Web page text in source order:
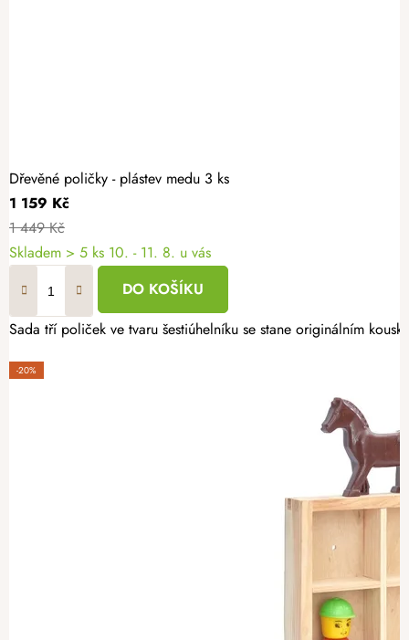
Dřevěné poličky - plástev medu 3 ks
1 159 Kč
1 449 Kč
Skladem > 5 ks 10. - 11. 8. u vás
DO KOŠÍKU
Sada tří poliček ve tvaru šestiúhelníku se stane originálním
-20%